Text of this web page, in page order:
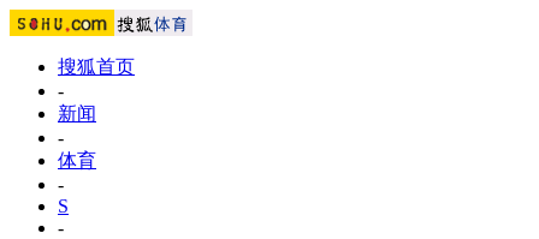
搜狐首页
-
新闻
-
体育
-
S
-